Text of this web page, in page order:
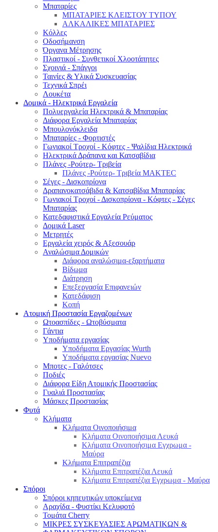
Μπαταρίες
ΜΠΑΤΑΡΙΕΣ ΚΛΕΙΣΤΟΥ ΤΥΠΟΥ
ΑΛΚΑΛΙΚΕΣ ΜΠΑΤΑΡΙΕΣ
Κόλλες
Οδοσήμανση
Όργανα Μέτρησης
Πλαστικοί - Συνθετικοί Χλοοτάπητες
Σχοινιά - Σπάγγοι
Ταινίες & Υλικά Συσκευασίας
Τεχνικά Σπρέι
Λουκέτα
Δομικά - Ηλεκτρικά Εργαλεία
Πολυεργαλεία Ηλεκτρικά & Μπαταρίας
Διάφορα Εργαλεία Μπαταρίας
Μπουλονόκλειδα
Μπαταρίες - Φορτιστές
Γωνιακοί Τροχοί - Κόφτες - Ψαλίδια Ηλεκτρικά
Ηλεκτρικά Δράπανα και Κατσαβίδια
Πλάνες -Ρούτερ- Τριβεία
Πλάνες -Ρούτερ- Τριβεία MAKTEC
Σέγες - Δισκοπρίονα
Δραπανοκατσάβιδα & Κατσαβίδια Μπαταρίας
Γωνιακοί Τροχοί - Δισκοπρίονα - Κόφτες - Σέγες
Μπαταρίας
Κατεδαφιστικά Εργαλεία Ρεύματος
Δομικά Laser
Μετρητές
Εργαλεία χειρός & Αξεσουάρ
Αναλώσιμα Δομικών
Διάφορα αναλώσιμα-εξαρτήματα
Βίδωμα
Διάτρηση
Επεξεργασία Επιφανειών
Κατεδάφιση
Κοπή
Ατομική Προστασία Εργαζομένων
Ωτοασπίδες - Ωτοβύσματα
Γάντια
Υποδήματα εργασίας
Υποδήματα Εργασίας Wurth
Υποδήματα εργασίας Nuevo
Μποτες - Γαλότσες
Ποδιές
Διάφορα Είδη Ατομικής Προστασίας
Γυαλιά Προστασίας
Μάσκες Προστασίας
Φυτά
Κλήματα
Κλήματα Οινοποιήσιμα
Κλήματα Οινοποιήσιμα Λευκά
Κλήματα Οινοποιήσιμα Εγχρωμα -
Μαύρα
Κλήματα Επιτραπέζια
Κλήματα Επιτραπέζια Λευκά
Κλήματα Επιτραπέζια Εγχρωμα - Μαύρα
Σπόροι
Σπόροι κηπευτικών υποκείμενα
Αραχίδα - Φυστίκι Κελυφοτό
Τομάτα Cherry
ΜΙΚΡΕΣ ΣΥΣΚΕΥΑΣΙΕΣ ΑΡΩΜΑΤΙΚΩΝ &